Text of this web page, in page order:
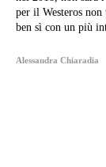
per il Westeros
ben sì con un più
Alessandra Chiaradia